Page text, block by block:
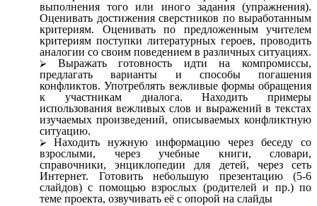
выполнения того или иного задания (упражнения).
Оценивать достижения сверстников по выработанным
критериям. Оценивать по предложенным учителем
критериям поступки литературных героев, проводить
аналогии со своим поведением в различных ситуациях.
Выражать готовность идти на компромиссы,
предлагать варианты и способы погашения
конфликтов. Употреблять вежливые формы обращения
к участникам диалога. Находить примеры
использования вежливых слов и выражений в текстах
изучаемых произведений, описываемых конфликтную
ситуацию.
Находить нужную информацию через беседу со
взрослыми, через учебные книги, словари,
справочники, энциклопедии для детей, через сеть
Интернет. Готовить небольшую презентацию (5-6
слайдов) с помощью взрослых (родителей и пр.) по
теме проекта, озвучивать её с опорой на слайды